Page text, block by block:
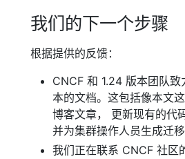
我们的下一个步骤
根据提供的反馈：
CNCF 和 1.24 版本团队
本的文档。这包括像本文
博客文章， 更新现有的代
并为集群操作人员生成迁移
我们正在联系 CNCF 社区